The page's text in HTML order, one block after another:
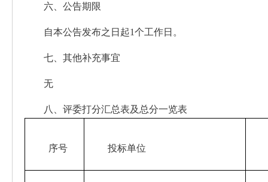
六、公告期限
自本公告发布之日起1个工作日。
七、其他补充事宜
无
八、评委打分汇总表及总分一览表
序号 投标单位